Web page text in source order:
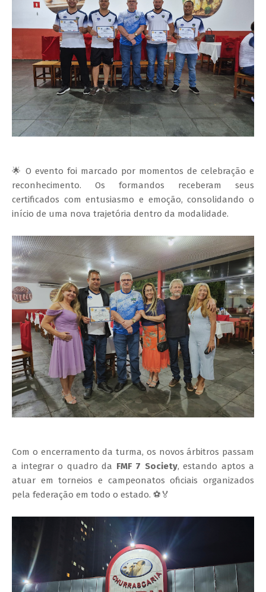
🌟 O evento foi marcado por momentos de celebração e
reconhecimento. Os formandos receberam seus
certificados com entusiasmo e emoção, consolidando o
início de uma nova trajetória dentro da modalidade.
Com o encerramento da turma, os novos árbitros passam
a integrar o quadro da FMF 7 Society, estando aptos a
atuar em torneios e campeonatos oficiais organizados
pela federação em todo o estado. ⚽🏅